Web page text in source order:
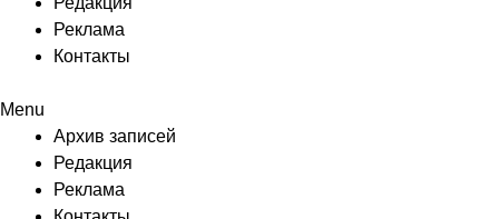
Реклама
Контакты
Menu
Архив записей
Редакция
Реклама